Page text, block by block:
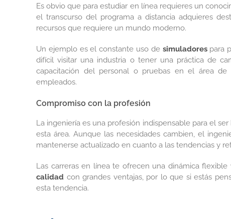
Es obvio que para estudiar en línea requieres un
el transcurso del programa a distancia adquieres
recursos que requiere un mundo moderno.
Un ejemplo es el constante uso de simuladorespara
difícil visitar una industria o tener una práctica de
capacitación del personal o pruebas en el área
empleados.
Compromiso con la profesión
La ingeniería es una profesión indispensable para el
esta área. Aunque las necesidades cambien, el
mantenerse actualizado en cuanto a las tendencias y
Las carreras en línea te ofrecen una dinámica
calidad con grandes ventajas, por lo que si estás
esta tendencia.